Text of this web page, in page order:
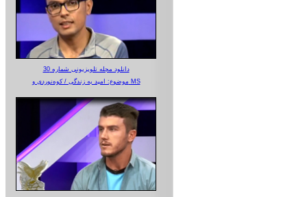
دانلود مجله تلویزیونی شماره 30
موضوع: امید به زندگی / کوه‌نوردی و MS